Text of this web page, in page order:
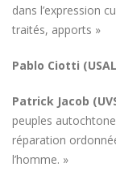
dans l’expression
traités, apports »
Pablo Ciotti
Patrick Jacob
peuples
réparation
l’homme. »